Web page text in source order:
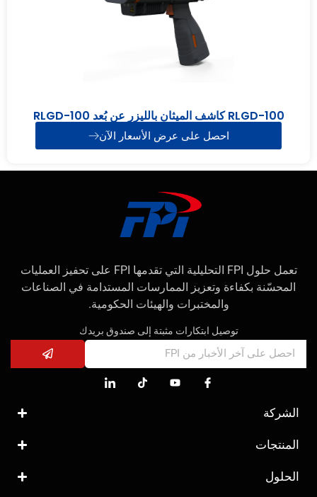
RLGD-100 كاشف الميثان بالليزر عن بُعد RLGD-100
احصل على عرض الأسعار الآن
تعمل حلول FPI التحليلية التي تقدمها FPI على تحفيز العمليات
المحسّنة بكفاءة وتعزيز الممارسات المستدامة في الصناعات
والمختبرات والهيئات الحكومية.
توصيل ابتكارات مثبتة إلى صندوق بريدك
الشركة
المنتجات
الحلول